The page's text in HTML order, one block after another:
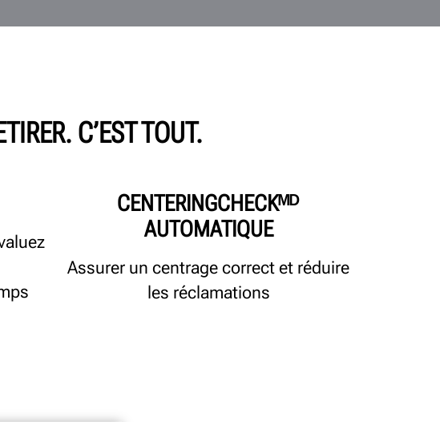
C’EST TOUT.
CENTERINGCHECKᴹᴰ
AUTOMATIQUE
Assurer un centrage correct et réduire
les réclamations